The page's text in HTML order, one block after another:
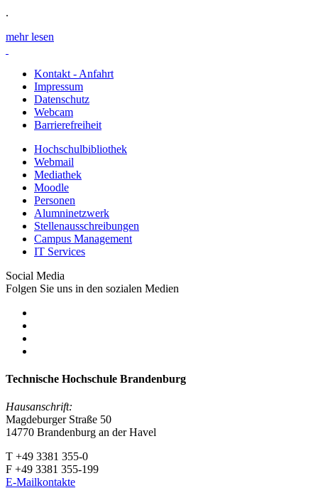
.
mehr lesen
Kontakt - Anfahrt
Impressum
Datenschutz
Webcam
Barrierefreiheit
Hochschulbibliothek
Webmail
Mediathek
Moodle
Personen
Alumninetzwerk
Stellenausschreibungen
Campus Management
IT Services
Social Media
Folgen Sie uns in den sozialen Medien
Technische Hochschule Brandenburg
Hausanschrift:
Magdeburger Straße 50
14770 Brandenburg an der Havel
T +49 3381 355-0
F +49 3381 355-199
E-Mailkontakte